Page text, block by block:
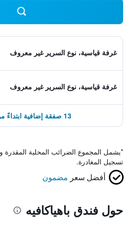
غرفة قياسية، نوع السرير غير معروف
غرفة قياسية، نوع السرير غير معروف
13 صفقة إضافية ابتداءً من 316 ﷼
*يشمل المجموع الضرائب المحلية المقدرة
تسجيل المغادرة.
أفضل سعر مضمون
حول فندق باهياكافيه